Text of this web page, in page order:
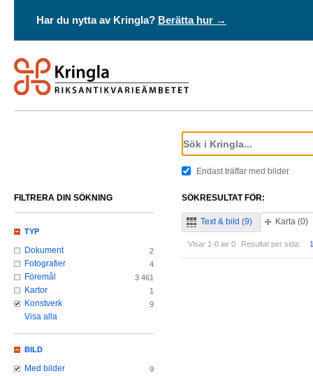
Har du nytta av Kringla? Berätta hur →
Endast träffar med bilder
SÖKRESULTAT FÖR:
Text & bild (9) Karta (0)
Visar 1-0 av 0 Resultat per sida:
FILTRERA DIN SÖKNING
TYP
Dokument 2
Fotografier 4
Föremål 3 461
Kartor 1
Konstverk 9
Visa alla
BILD
Med bilder 9